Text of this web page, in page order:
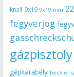
knall 9x19 9x19 mm
fegyverjog
gázpisztoly
gépkarabély heckler